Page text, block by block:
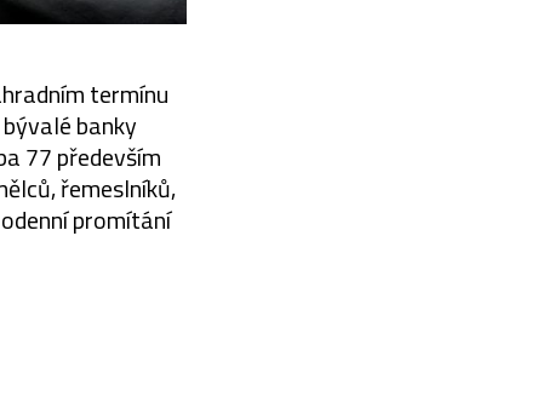
termínu
banky
77 především
řemeslníků,
promítání